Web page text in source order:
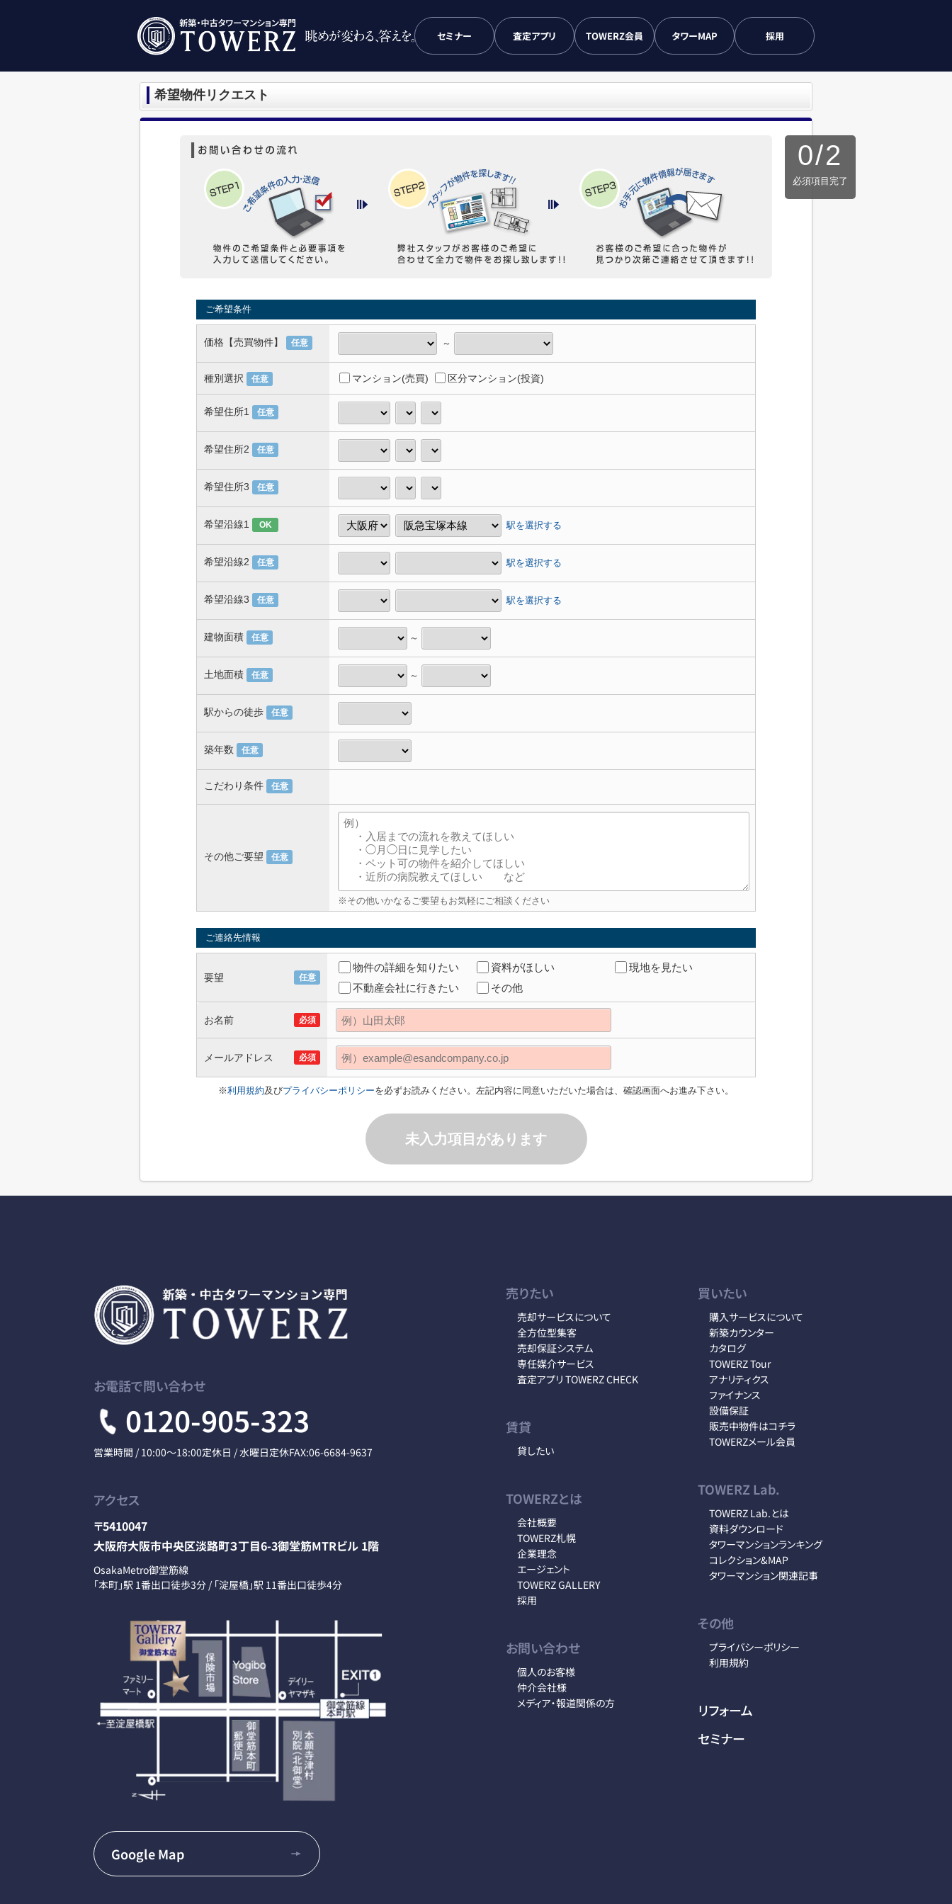
セミナー 査定アプリ TOWERZ会員 タワーMAP 採用
希望物件リクエスト
0/2
必須項目完了
ご希望条件
価格【売買物件】 任意 ～
種別選択 任意 マンション(売買) 区分マンション(投資)
希望住所1 任意
希望住所2 任意
希望住所3 任意
希望沿線1 OK 駅を選択する
希望沿線2 任意 駅を選択する
希望沿線3 任意 駅を選択する
建物面積 任意 ～
土地面積 任意 ～
駅からの徒歩 任意
築年数 任意
こだわり条件 任意
その他ご要望 任意
※その他いかなるご要望もお気軽にご相談ください
ご連絡先情報
要望 任意
物件の詳細を知りたい 資料がほしい
現地を見たい
不動産会社に行きたい
その他
お名前 必須
メールアドレス 必須
※利用規約及びプライバシーポリシーを必ずお読みください。左記内容に同意いただいた場合は、確認画面へお進み下さい。
未入力項目があります
お電話で問い合わせ
0120-905-323
営業時間 / 10:00～18:00定休日 / 水曜日定休FAX:06-6684-9637
アクセス
〒5410047
大阪府大阪市中央区淡路町３丁目6-3御堂筋MTRビル 1階
OsakaMetro御堂筋線
「本町」駅 1番出口徒歩3分 / 「淀屋橋」駅 11番出口徒歩4分
Google Map
売りたい
売却サービスについて
全方位型集客
売却保証システム
専任媒介サービス
査定アプリ TOWERZ CHECK
賃貸
貸したい
TOWERZとは
会社概要
TOWERZ札幌
企業理念
エージェント
TOWERZ GALLERY
採用
お問い合わせ
個人のお客様
仲介会社様
メディア・報道関係の方
買いたい
購入サービスについて
新築カウンター
カタログ
TOWERZ Tour
アナリティクス
ファイナンス
設備保証
販売中物件はコチラ
TOWERZメール会員
TOWERZ Lab.
TOWERZ Lab.とは
資料ダウンロード
タワーマンションランキング
コレクション&MAP
タワーマンション関連記事
その他
プライバシーポリシー
利用規約
リフォーム
セミナー